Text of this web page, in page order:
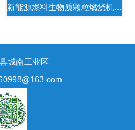
新能源燃料生物质颗粒燃烧机应用范围广
城南工业区